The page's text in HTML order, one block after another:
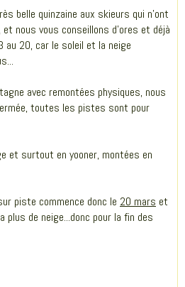
belle quinzaine aux skieurs qui n'ont
nous vous conseillons d'ores et déjà
au 20, car le soleil et la neige
avec remontées physiques, nous
toutes les pistes sont pour
et surtout en yooner, montées en
piste commence donc le 20 mars et
plus de neige...donc pour la fin des